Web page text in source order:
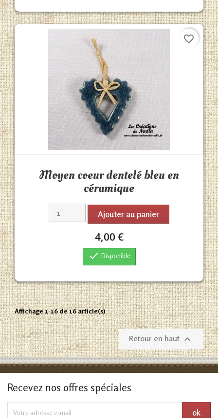
Moyen coeur dentelé bleu en
céramique
Ajouter au panier
4,00 €
 Disponible
favorite_border
Affichage 1-16 de 16 article(s)
Retour en haut 
Recevez nos offres spéciales